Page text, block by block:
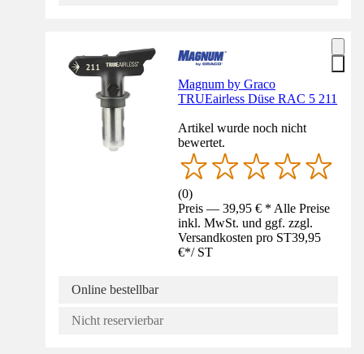
Magnum by Graco
TRUEairless Düse RAC 5 211
Artikel wurde noch nicht
bewertet.
(0)
Preis — 39,95 € * Alle Preise
inkl. MwSt. und ggf. zzgl.
Versandkosten pro ST39,95
€*/ ST
Online bestellbar
Nicht reservierbar